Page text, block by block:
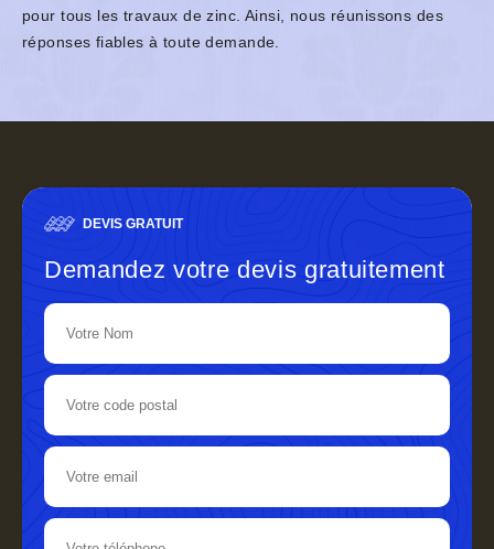
pour tous les travaux de zinc. Ainsi, nous réunissons des
réponses fiables à toute demande.
DEVIS GRATUIT
Demandez votre devis gratuitement